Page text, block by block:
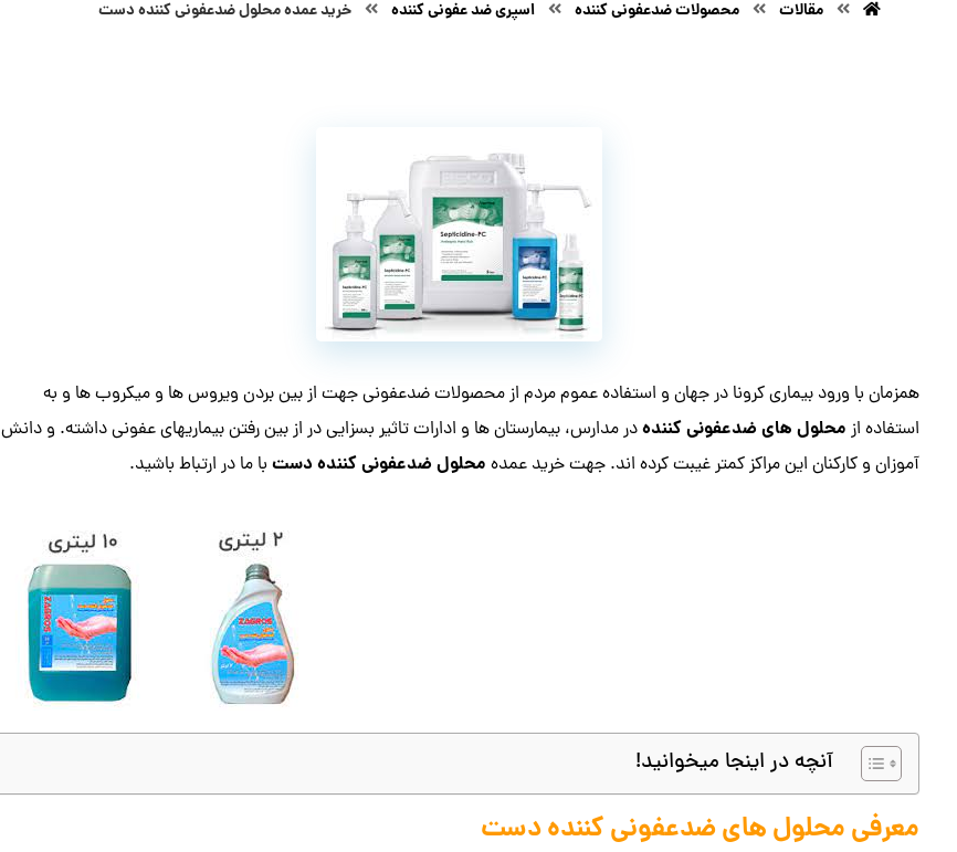
مقالات محصولات ضدعفونی کننده اسپری ضد عفونی کننده خرید عمده محلول ضدعفونی کننده دست
همزمان با ورود بیماری کرونا در جهان و استفاده عموم مردم از محصولات ضدعفونی جهت از بین بردن ویروس ها و میکروب ها و به
استفاده ازمحلول های ضدعفونی کنندهدر مدارس، بیمارستان ها و ادارات تاثیر بسزایی در از بین رفتن بیماریهای عفونی داشته. و دانش
آموزان و کارکنان این مراکز کمتر غیبت کرده اند. جهت خرید عمده محلول ضدعفونی کننده دستبا ما در ارتباط باشید.
آنچه در اینجا میخوانید!
معرفی محلول های ضدعفونی کننده دست